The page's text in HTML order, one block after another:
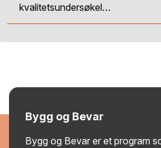
kvalitetsundersøkel…
Bygg og Bevar
Bygg og Bevar er et program